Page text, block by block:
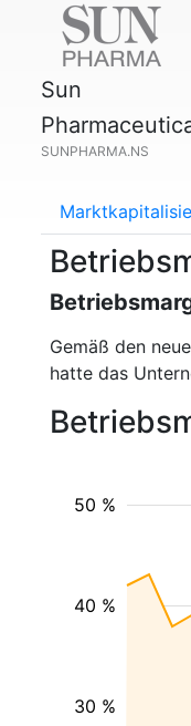
Sun
SUNPHARMA.NS
Gemäß den
hatte das
30 %
40 %
50 %